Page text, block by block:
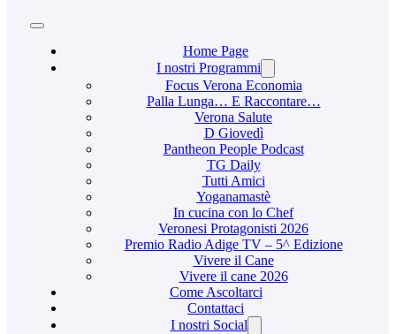
Home Page
I nostri Programmi
Focus Verona Economia
Palla Lunga… E Raccontare…
Verona Salute
D Giovedì
Pantheon People Podcast
TG Daily
Tutti Amici
Yoganamastè
In cucina con lo Chef
Veronesi Protagonisti 2026
Premio Radio Adige TV – 5^ Edizione
Vivere il Cane
Vivere il cane 2026
Come Ascoltarci
Contattaci
I nostri Social